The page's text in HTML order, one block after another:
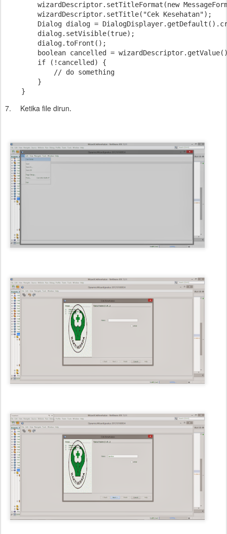
wizardDescriptor.setTitleFormat(new
        wizardDescriptor.setTitle("Cek Kesehatan");
Dialog dialog =
        dialog.setVisible(true);
        dialog.toFront();
boolean cancelled =
        if (!cancelled) {
            // do something
        }
7. Ketika file dirun.